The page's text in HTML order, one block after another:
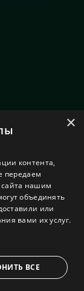
×
контента,
передаем
нашим
объединять
или
вами их услуг.
ВСЕ